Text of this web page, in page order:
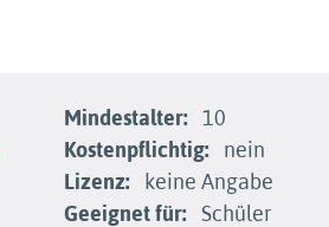
Mindestalter:
10
Kostenpflichtig:
nein
Lizenz:
keine Angabe
Geeignet für:
Schüler